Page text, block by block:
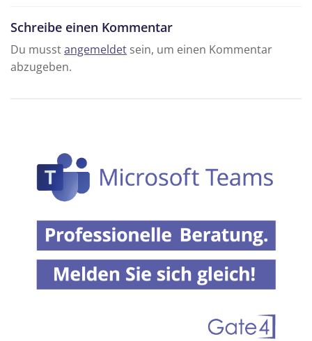
Schreibe einen Kommentar
Du musstangemeldet sein, um einen Kommentar
abzugeben.